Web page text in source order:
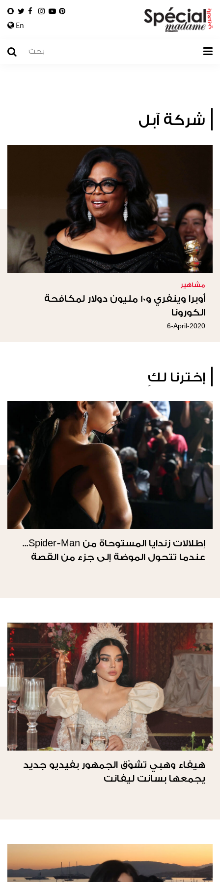
En
شركة آبل
مشاهير
أوبرا وينفري و10 مليون دولار لمكافحة
الكورونا
6-April-2020
إخترنا لكِ
إطلالات زندايا المستوحاة من Spider-Man...
عندما تتحول الموضة إلى جزء من القصة
هيفاء وهبي تشوّق الجمهور بفيديو جديد
يجمعها بسانت ليفانت